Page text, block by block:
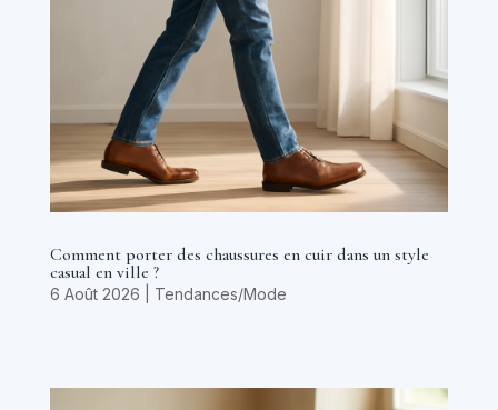
Comment porter des chaussures en cuir dans un style
casual en ville ?
6 Août 2026 Tendances/Mode